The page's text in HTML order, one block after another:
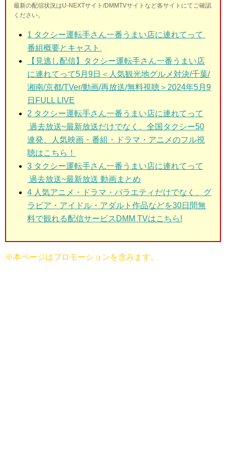
最新の配信状況はU-NEXTサイト/DMMTVサイトなど各サイトにてご確認
ください。
1 タクシー運転手さん一番うまい店に連れてって
番組概要とキャスト
【見逃し配信】タクシー運転手さん一番うまい店
に連れてって5月9日＜人気観光地グルメ対決/千葉/
湘南/京都/TVer/動画/再放送/無料視聴＞2024年5月9
日FULL LIVE
2 タクシー運転手さん一番うまい店に連れてって
過去放送~最新放送だけでなく、全国タクシー50
連発、人気映画・番組・ドラマ・アニメのフル視
聴はこちら！
3 タクシー運転手さん一番うまい店に連れてって
過去放送~最新放送 動画まとめ
4 人気アニメ・ドラマ・バラエティだけでなく、グ
ラビア・アイドル・アダルト作品などを30日間無
料で観れる配信サービスDMM TVはこちら!
※本ページはプロモーションを含みます。